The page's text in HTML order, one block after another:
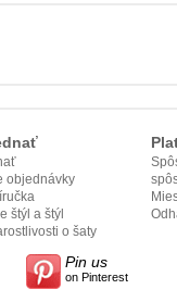
objednávky
štýl a štýl
o šaty
Pin us
on Pinterest